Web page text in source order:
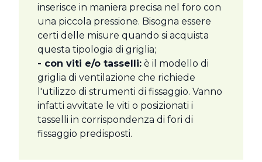
inserisce in maniera precisa nel foro con
una piccola pressione. Bisogna essere
certi delle misure quando si acquista
questa tipologia di griglia;
- con viti e/o tasselli: è il modello di
griglia di ventilazione che richiede
l'utilizzo di strumenti di fissaggio. Vanno
infatti avvitate le viti o posizionati i
tasselli in corrispondenza di fori di
fissaggio predisposti.